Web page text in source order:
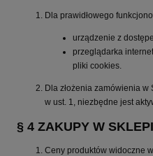
Dla prawidłowego
urządzenie z
przeglądarka
pliki cookies.
Dla złożenia zamówienia
w ust. 1, niezbędne jest
§ 4 ZAKUPY W
Ceny produktów widoczne